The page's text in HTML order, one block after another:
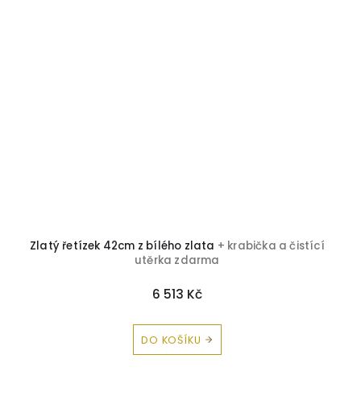
Zlatý řetízek 42cm z bílého zlata + krabička a čistící
utěrka zdarma
6 513 Kč
DO KOŠÍKU